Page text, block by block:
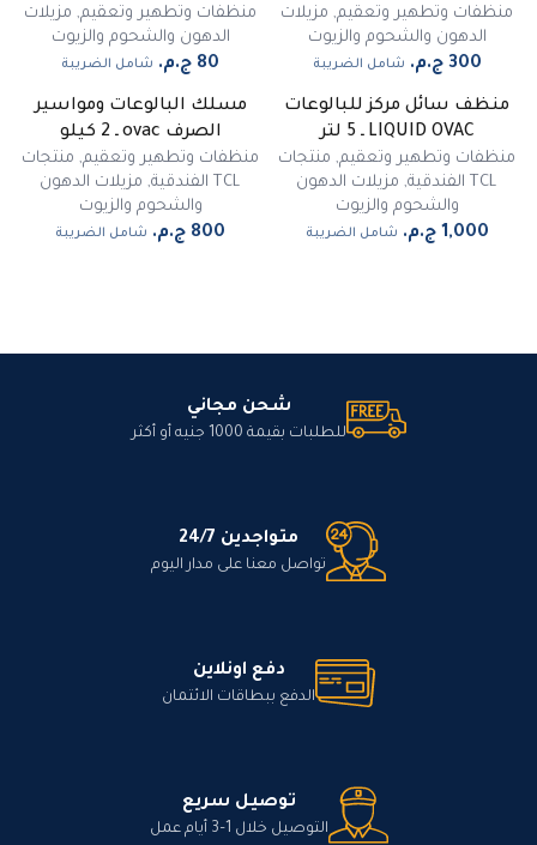
منظفات وتطهير وتعقيم, مزيلات
الدهون والشحوم والزيوت
شامل الضريبة
منظفات وتطهير وتعقيم, مزيلات
الدهون والشحوم والزيوت
شامل الضريبة
غير متوفر
منظف سائل مركز للبالوعات
LIQUID OVAC ـ 5 لتر
منظفات وتطهير وتعقيم, منتجات
TCL الفندقية
, مزيلات الدهون
والشحوم والزيوت
شامل الضريبة
مسلك البالوعات ومواسير
الصرف ovac ـ 2 كيلو
منظفات وتطهير وتعقيم, منتجات
TCL الفندقية
, مزيلات الدهون
والشحوم والزيوت
شامل الضريبة
شحن مجاني
للطلبات بقيمة 1000 جنيه أو أكثر
متواجدين 24/7
تواصل معنا على مدار اليوم
دفع اونلاين
الدفع ببطاقات الائتمان
توصيل سريع
التوصيل خلال 1–3 أيام عمل